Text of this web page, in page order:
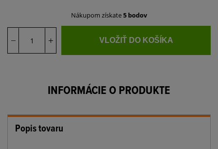
Nákupom získate5 bodov
VLOŽIŤ DO KOŠÍKA
INFORMÁCIE O PRODUKTE
Popis tovaru